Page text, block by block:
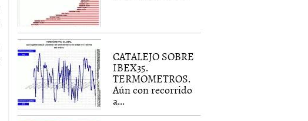
CATALEJO SOBRE
IBEX35.
TERMOMETROS.
Aún con recorrido
a...